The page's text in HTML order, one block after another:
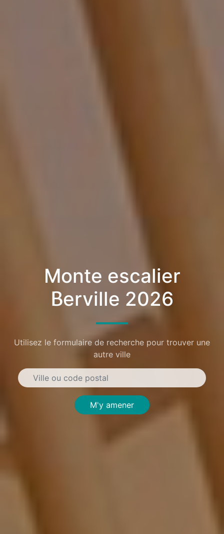
Monte escalier
Berville 2026
Utilisez le formulaire de recherche pour trouver une
autre ville
M'y amener